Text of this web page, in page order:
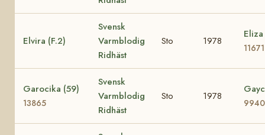
Elvira (F.2)
Svensk
Varmblodig
Ridhäst
Sto 1978
11671
Garocika (59)
13865
Svensk
Varmblodig
Ridhäst
Sto 1978
9940